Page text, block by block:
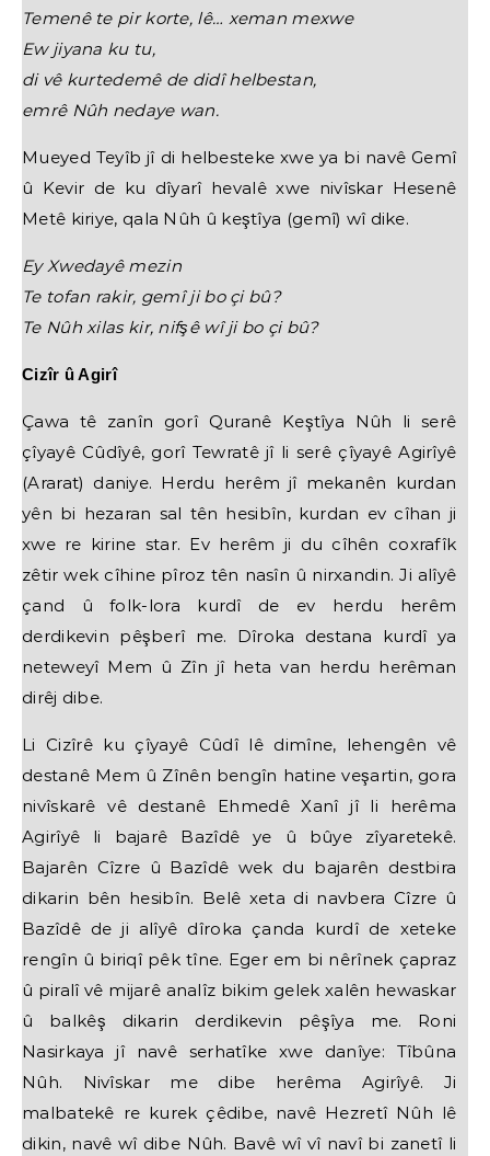
Temenê te pir korte, lê… xeman mexwe
Ew jiyana ku tu,
di vê kurtedemê de didî helbestan,
emrê Nûh nedaye wan.
Mueyed Teyîb jî di helbesteke xwe ya bi navê Gemî
û Kevir de ku dîyarî hevalê xwe nivîskar Hesenê
Metê kiriye, qala Nûh û keştîya (gemî) wî dike.
Ey Xwedayê mezin
Te tofan rakir, gemî ji bo çi bû?
Te Nûh xilas kir, nifşê wî ji bo çi bû?
Cizîr û Agirî
Çawa tê zanîn gorî Quranê Keştîya Nûh li serê
çîyayê Cûdîyê, gorî Tewratê jî li serê çîyayê Agirîyê
(Ararat) daniye. Herdu herêm jî mekanên kurdan
yên bi hezaran sal tên hesibîn, kurdan ev cîhan ji
xwe re kirine star. Ev herêm ji du cîhên coxrafîk
zêtir wek cîhine pîroz tên nasîn û nirxandin. Ji alîyê
çand û folk-lora kurdî de ev herdu herêm
derdikevin pêşberî me. Dîroka destana kurdî ya
neteweyî Mem û Zîn jî heta van herdu herêman
dirêj dibe.
Li Cizîrê ku çîyayê Cûdî lê dimîne, lehengên vê
destanê Mem û Zînên bengîn hatine veşartin, gora
nivîskarê vê destanê Ehmedê Xanî jî li herêma
Agirîyê li bajarê Bazîdê ye û bûye zîyaretekê.
Bajarên Cîzre û Bazîdê wek du bajarên destbira
dikarin bên hesibîn. Belê xeta di navbera Cîzre û
Bazîdê de ji alîyê dîroka çanda kurdî de xeteke
rengîn û biriqî pêk tîne. Eger em bi nêrînek çapraz
û piralî vê mijarê analîz bikim gelek xalên hewaskar
û balkêş dikarin derdikevin pêşîya me. Roni
Nasirkaya jî navê serhatîke xwe danîye: Tîbûna
Nûh. Nivîskar me dibe herêma Agirîyê. Ji
malbatekê re kurek çêdibe, navê Hezretî Nûh lê
dikin, navê wî dibe Nûh. Bavê wî vî navî bi zanetî li